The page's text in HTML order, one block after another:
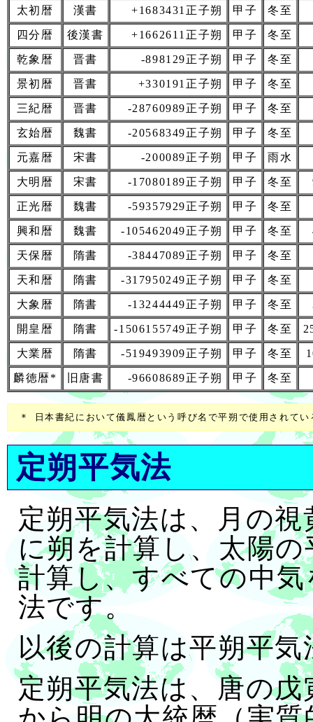
太初暦 漢書 +1683431正子朔 甲子 冬至
四分暦 後漢書 +1662611正子朔 甲子 冬至
乾象暦 晋書 -898129正子朔 甲子 冬至
景初暦 晋書 +330191正子朔 甲子 冬至
三紀暦 晋書 -28760989正子朔 甲子 冬至
玄始暦 魏書 -20568349正子朔 甲子 冬至
元嘉暦 宋書 -200089正子朔 甲子 雨水
大明暦 宋書 -17080189正子朔 甲子 冬至
正光暦 魏書 -59357929正子朔 甲子 冬至
興和暦 魏書 -105462049正子朔 甲子 冬至
天保暦 隋書 -38447089正子朔 甲子 冬至
天和暦 隋書 -317950249正子朔 甲子 冬至
大象暦 隋書 -13244449正子朔 甲子 冬至
開皇暦 隋書 -1506155749正子朔 甲子 冬至
大業暦 隋書 -519493909正子朔 甲子 冬至
麟徳暦* 旧唐書 -96608689正子朔 甲子 冬至
定朔平気法
定朔平気法は、月の
に朔を計算し、太陽
計算し、すべての中
法です。
以後の計算は平朔平
定朔平気法は、唐の